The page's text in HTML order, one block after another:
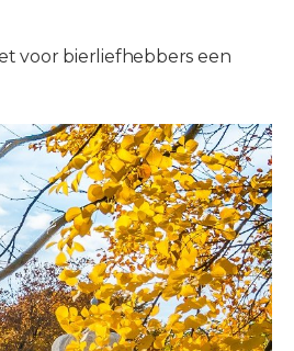
voor bierliefhebbers een